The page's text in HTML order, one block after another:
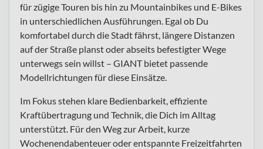
für zügige Touren bis hin zu Mountainbikes und E-Bikes
in unterschiedlichen Ausführungen. Egal ob Du
komfortabel durch die Stadt fährst, längere Distanzen
auf der Straße planst oder abseits befestigter Wege
unterwegs sein willst – GIANT bietet passende
Modellrichtungen für diese Einsätze.
Im Fokus stehen klare Bedienbarkeit, effiziente
Kraftübertragung und Technik, die Dich im Alltag
unterstützt. Für den Weg zur Arbeit, kurze
Wochenendabenteuer oder entspannte Freizeitfahrten